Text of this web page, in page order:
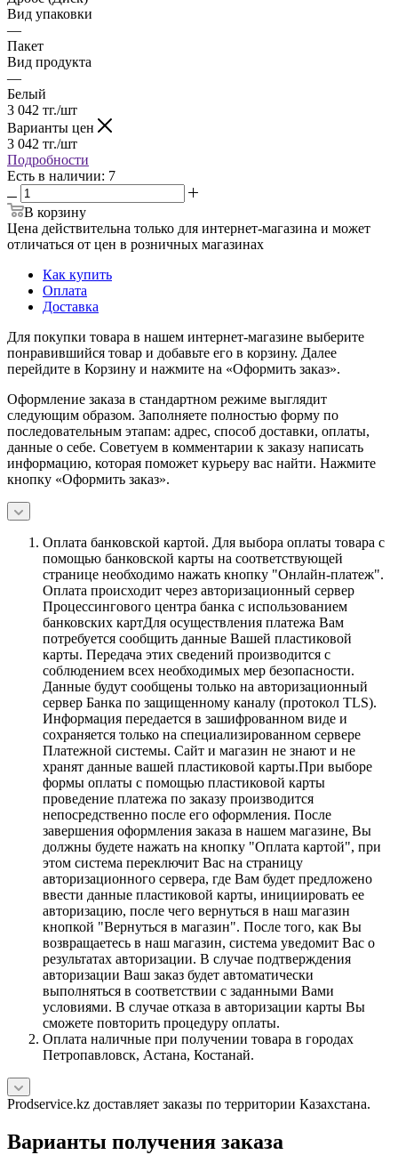
Вид упаковки
—
Пакет
Вид продукта
—
Белый
3 042 тг./шт
Варианты цен
3 042 тг./шт
Подробности
Есть в наличии: 7
В корзину
Цена действительна только для интернет-магазина и может
отличаться от цен в розничных магазинах
Как купить
Оплата
Доставка
Для покупки товара в нашем интернет-магазине выберите
понравившийся товар и добавьте его в корзину. Далее
перейдите в Корзину и нажмите на «Оформить заказ».
Оформление заказа в стандартном режиме выглядит
следующим образом. Заполняете полностью форму по
последовательным этапам: адрес, способ доставки, оплаты,
данные о себе. Советуем в комментарии к заказу написать
информацию, которая поможет курьеру вас найти. Нажмите
кнопку «Оформить заказ».
Оплата банковской картой. Для выбора оплаты товара с
помощью банковской карты на соответствующей
странице необходимо нажать кнопку "Онлайн-платеж".
Оплата происходит через авторизационный сервер
Процессингового центра банка с использованием
банковских картДля осуществления платежа Вам
потребуется сообщить данные Вашей пластиковой
карты. Передача этих сведений производится с
соблюдением всех необходимых мер безопасности.
Данные будут сообщены только на авторизационный
сервер Банка по защищенному каналу (протокол TLS).
Информация передается в зашифрованном виде и
сохраняется только на специализированном сервере
Платежной системы. Сайт и магазин не знают и не
хранят данные вашей пластиковой карты.При выборе
формы оплаты с помощью пластиковой карты
проведение платежа по заказу производится
непосредственно после его оформления. После
завершения оформления заказа в нашем магазине, Вы
должны будете нажать на кнопку "Оплата картой", при
этом система переключит Вас на страницу
авторизационного сервера, где Вам будет предложено
ввести данные пластиковой карты, инициировать ее
авторизацию, после чего вернуться в наш магазин
кнопкой "Вернуться в магазин". После того, как Вы
возвращаетесь в наш магазин, система уведомит Вас о
результатах авторизации. В случае подтверждения
авторизации Ваш заказ будет автоматически
выполняться в соответствии с заданными Вами
условиями. В случае отказа в авторизации карты Вы
сможете повторить процедуру оплаты.
Оплата наличные при получении товара в городах
Петропавловск, Астана, Костанай.
Prodservice.kz доставляет заказы по территории Казахстана.
Варианты получения заказа